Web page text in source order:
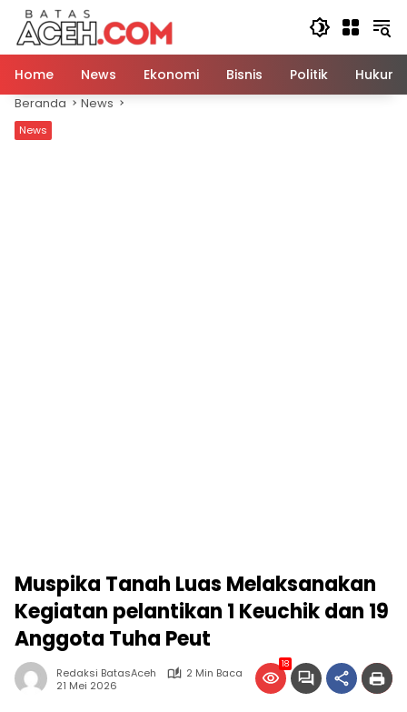
Langsung
konten
Home
News Ekonomi Bisnis Politik Hukum
Beranda News
News
Muspika Tanah Luas Melaksanakan
Kegiatan pelantikan 1 Keuchik dan 19
Anggota Tuha Peut
Redaksi BatasAceh
2 Min Baca
21 Mei 2026
18